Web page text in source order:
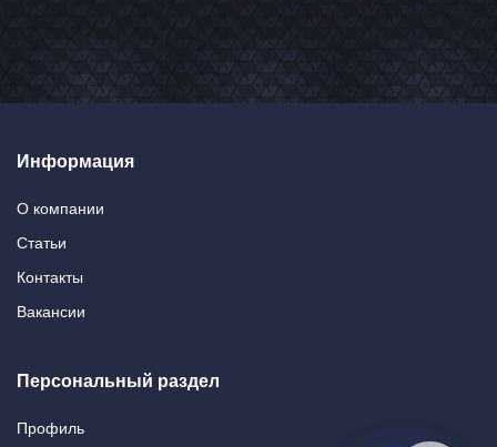
Информация
О компании
Статьи
Контакты
Вакансии
Персональный раздел
Профиль